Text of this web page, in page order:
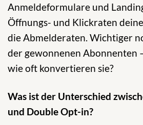
Anmeldeformulare und
Öffnungs- und Klickraten
die Abmelderaten. Wichtiger
der gewonnenen Abonnenten
wie oft konvertieren sie?
Was ist der Unterschied
und Double Opt-in?